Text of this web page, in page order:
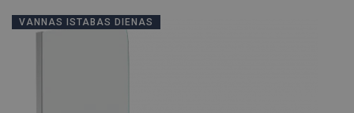
VANNAS ISTABAS DIENAS